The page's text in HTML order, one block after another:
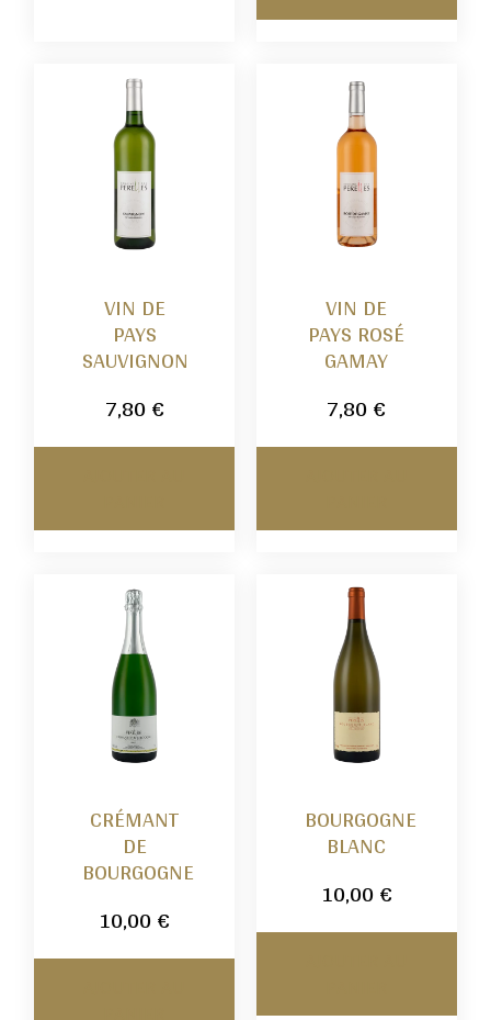
VIN DE
PAYS
SAUVIGNON
7,80€
VIN DE
PAYS ROSÉ
GAMAY
7,80€
CRÉMANT
DE
BOURGOGNE
10,00€
BOURGOGNE
BLANC
10,00€